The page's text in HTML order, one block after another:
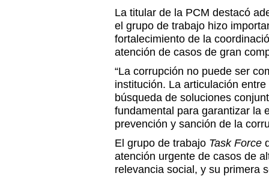
La titular de la PCM destacó
el grupo de trabajo hizo
fortalecimiento de la
atención de casos de gran
“La corrupción no puede ser
institución. La articulación
búsqueda de soluciones
fundamental para garantizar la
prevención y sanción de la
El grupo de trabajo Task Force
atención urgente de casos de
relevancia social, y su primera